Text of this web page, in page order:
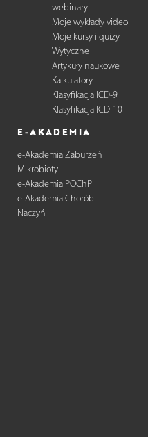
webinary
Moje wykłady video
Moje kursy i quizy
Wytyczne
Artykuły naukowe
Kalkulatory
Klasyfikacja ICD-9
Klasyfikacja ICD-10
E-AKADEMIA
e-Akademia Zaburzeń
Mikrobioty
e-Akademia POChP
e-Akademia Chorób
Naczyń